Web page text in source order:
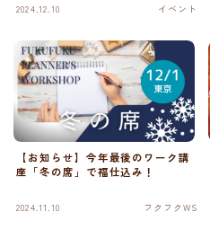
2024.12.10 イベント
【お知らせ】今年最後のワーク講
座「冬の席」で福仕込み！
2024.11.10 フクフクWS